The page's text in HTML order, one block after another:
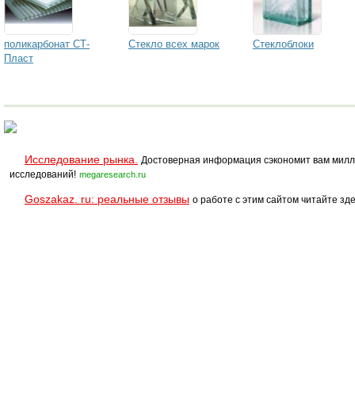
поликарбонат СТ-
Пласт
Стекло всех марок Стеклоблоки
Исследование рынка.
Достоверная информация сэкономит вам
исследований! megaresearch.ru
Goszakaz. ru: реальные отзывы о работе с этим сайтом читайте